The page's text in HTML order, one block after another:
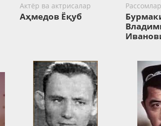
Актёр ва актрисалар
Аҳмедов Ёқуб
Рассомлар